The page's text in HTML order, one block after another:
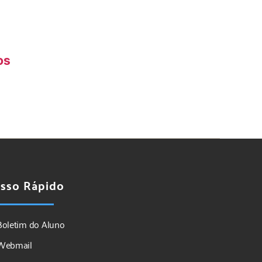
Rápido
do Aluno